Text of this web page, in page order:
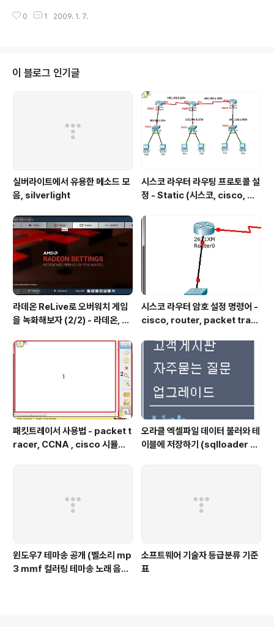
운 상태에서 무릎을 직각으로 세운다. 입으로 숨을 내쉬면서 상복부의 힘만으로
거나 목을 꺾으면 배로 가는 힘이 분산되니까 손은 관자놀이 옆에 대기만 한다.
B. 다리 올리고 상체 들기 의자를 이용하니까 언뜻 보기에는 ‘누워서 상체 올리
0 1 2009. 1. 7.
이 블로그 인기글
실버라이트에서 유용한 메소드 모
음, silverlight
시스코 라우터 라우팅 프로토콜 설
정 - Static (시스코, cisco, 라
콜, static protocol)
라데온 ReLive로 오버워치 게임
을 녹화해보자 (2/2) - 라데온, 암
라이버, 쉐도우 플레이, Radeon,
AMD, Relive, Overwatch Gr
aphic Driver, Shadow Play,
Radeon Software Crimso
시스코 라우터 암호 설정 명령어 -
cisco, router, packet trac
라하기,CCNA,command
패킷트레이서 사용법 - packet t
racer, CCNA , cisco 시뮬레
오라클 엑셀파일 데이터 불러와 테
이블에 저장하기 (sqlloader 를
윈도우7 테마송 공개 (벨소리 mp
3 mmf 컬러링 테마송 노래 음악
소프트웨어 기술자 등급분류 기준
표